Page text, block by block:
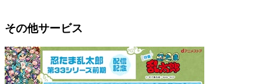
その他サービス